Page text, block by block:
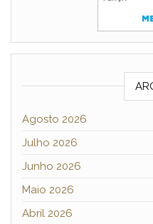
Agosto 2026
Julho 2026
Junho 2026
Maio 2026
Abril 2026